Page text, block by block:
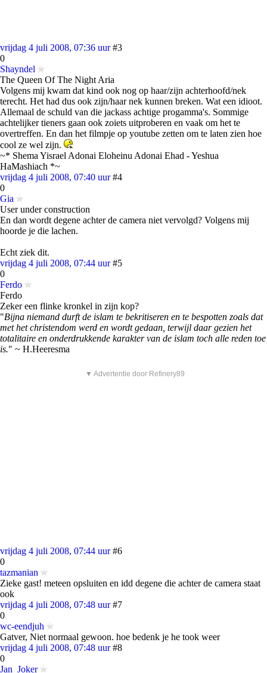
vrijdag 4 juli 2008, 07:36 uur #3
0
Shayndel
The Queen Of The Night Aria
Volgens mij kwam dat kind ook nog op haar/zijn achterhoofd/nek
terecht. Het had dus ook zijn/haar nek kunnen breken. Wat een idioot.
Allemaal de schuld van die jackass achtige progamma's. Sommige
achtelijker tieners gaan ook zoiets uitproberen en vaak om het te
overtreffen. En dan het filmpje op youtube zetten om te laten zien hoe
cool ze wel zijn.
~* Shema Yisrael Adonai Eloheinu Adonai Ehad - Yeshua
HaMashiach *~
vrijdag 4 juli 2008, 07:40 uur #4
0
Gia
User under construction
En dan wordt degene achter de camera niet vervolgd? Volgens mij
hoorde je die lachen.
Echt ziek dit.
vrijdag 4 juli 2008, 07:44 uur #5
0
Ferdo
Ferdo
Zeker een flinke kronkel in zijn kop?
"Bijna niemand durft de islam te bekritiseren en te bespotten zoals dat
met het christendom werd en wordt gedaan, terwijl daar gezien het
totalitaire en onderdrukkende karakter van de islam toch alle reden toe
is." ~ H.Heeresma
▼ Advertentie door Refinery89
vrijdag 4 juli 2008, 07:44 uur #6
0
tazmanian
Zieke gast! meteen opsluiten en idd degene die achter de camera staat
ook
vrijdag 4 juli 2008, 07:48 uur #7
0
wc-eendjuh
Gatver, Niet normaal gewoon. hoe bedenk je he took weer
vrijdag 4 juli 2008, 07:48 uur #8
0
Jan_Joker